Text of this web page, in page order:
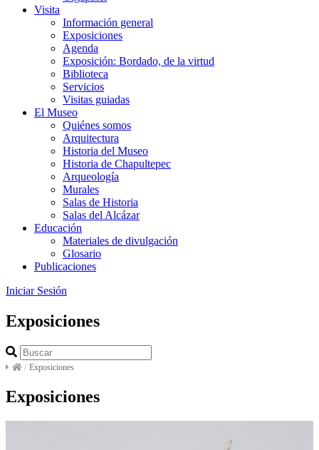
Visita
Información general
Exposiciones
Agenda
Exposición: Bordado, de la virtud
Biblioteca
Servicios
Visitas guiadas
El Museo
Quiénes somos
Arquitectura
Historia del Museo
Historia de Chapultepec
Arqueología
Murales
Salas de Historia
Salas del Alcázar
Educación
Materiales de divulgación
Glosario
Publicaciones
Iniciar Sesión
Exposiciones
/ Exposiciones
Exposiciones